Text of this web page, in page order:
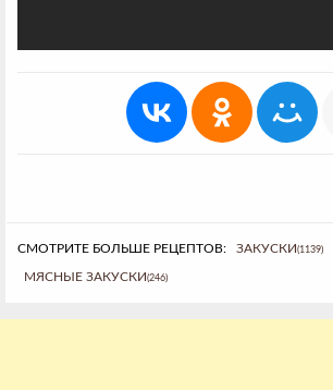
СМОТРИТЕ БОЛЬШЕ РЕЦЕПТОВ: ЗАКУСКИ(1139)
МЯСНЫЕ ЗАКУСКИ(246)